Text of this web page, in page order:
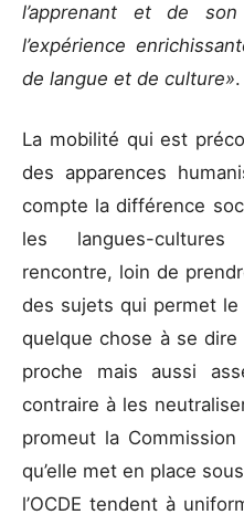
l’apprenant et de
l’expérience
de langue et de culture».
La mobilité qui est
des apparences
compte la différence
les langues-
rencontre, loin de
des sujets qui permet
quelque chose à se
proche mais aussi
contraire à les
promeut la
qu’elle met en place
l’OCDE tendent à